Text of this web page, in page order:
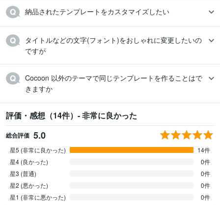
納品されたテンプレートをカスタマイズしたい
タイトルなどの文字(フォント)をおしゃれに変更したいの
ですが
Cocoon 以外のテーマで同じテンプレートを作ることはで
きますか
評価・感想（14件）- 非常に良かった
総合評価 5.0
星5 (非常に良かった)
14件
星4 (良かった)
0件
星3 (普通)
0件
星2 (悪かった)
0件
星1 (非常に悪かった)
0件